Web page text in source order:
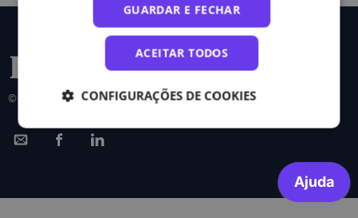
© 2026 FCT|FCCN. Todos os direitos reservados.
GUARDAR E FECHAR
ACEITAR TODOS
CONFIGURAÇÕES DE COOKIES